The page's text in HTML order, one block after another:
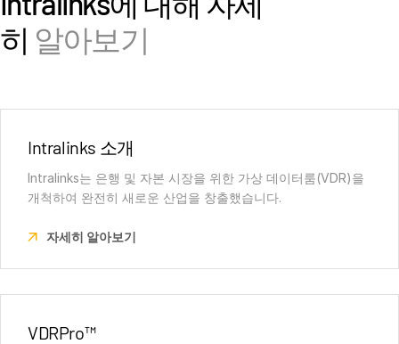
히 알아보기
Intralinks 소개
Intralinks는 은행 및 자본 시장을 위한 가상 데이터룸(VDR)을
개척하여 완전히 새로운 산업을 창출했습니다.
자세히 알아보기
VDRPro™